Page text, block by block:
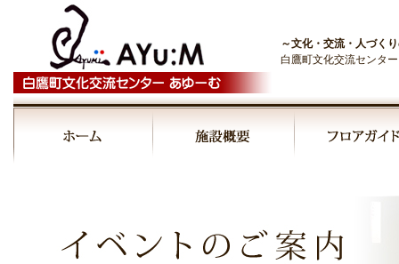
～文化・交流・人づく
白鷹町文化交流センタ